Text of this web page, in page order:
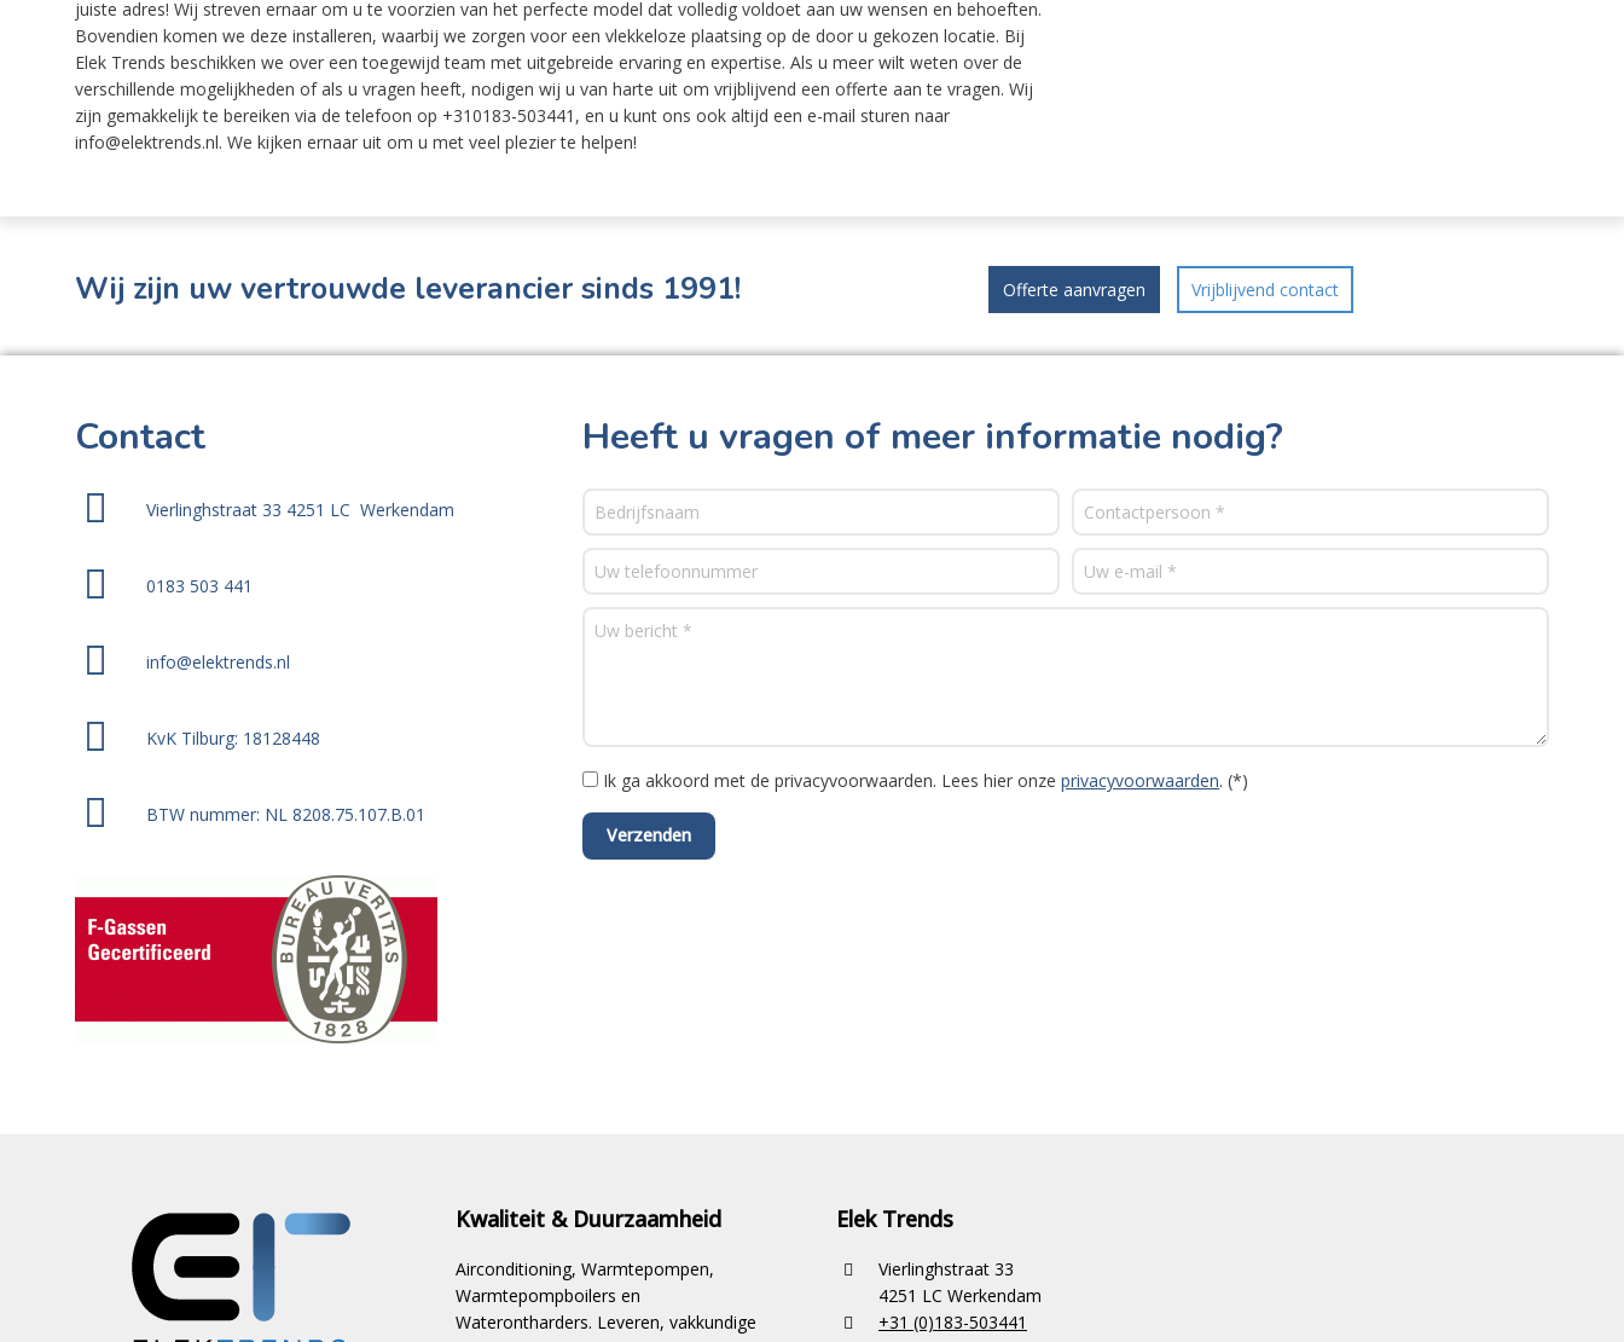
juiste adres! Wij streven ernaar om u te voorzien van het perfecte model dat volledig voldoet aan uw wensen en behoeften.
Bovendien komen we deze installeren, waarbij we zorgen voor een vlekkeloze plaatsing op de door u gekozen locatie. Bij
Elek Trends beschikken we over een toegewijd team met uitgebreide ervaring en expertise. Als u meer wilt weten over de
verschillende mogelijkheden of als u vragen heeft, nodigen wij u van harte uit om vrijblijvend een offerte aan te vragen. Wij
zijn gemakkelijk te bereiken via de telefoon op +310183-503441, en u kunt ons ook altijd een e-mail sturen naar
info@elektrends.nl. We kijken ernaar uit om u met veel plezier te helpen!
Wij zijn uw vertrouwde leverancier sinds 1991! Offerte aanvragen Vrijblijvend contact
Contact
Vierlinghstraat 33 4251 LC Werkendam
0183 503 441
info@elektrends.nl
KvK Tilburg: 18128448
BTW nummer: NL 8208.75.107.B.01
Heeft u vragen of meer informatie nodig?
Ik ga akkoord met de privacyvoorwaarden. Lees hier onze privacyvoorwaarden. (*)
Kwaliteit & Duurzaamheid
Airconditioning, Warmtepompen,
Warmtepompboilers en
Waterontharders. Leveren, vakkundige
Elek Trends
Vierlinghstraat 33
4251 LC Werkendam
+31 (0)183-503441